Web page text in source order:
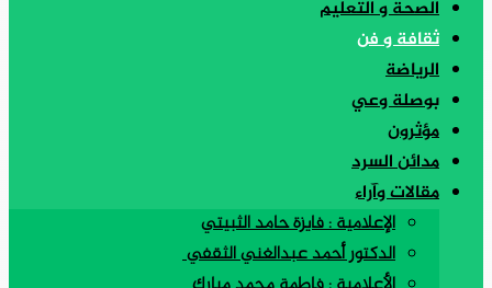
الصحة و التعليم
ثقافة و فن
الرياضة
بوصلة وعي
مؤثرون
مدائن السرد
مقالات وآراء
الإعلامية : فايزة حامد الثبيتي
الدكتور أحمد عبدالغني الثقفي